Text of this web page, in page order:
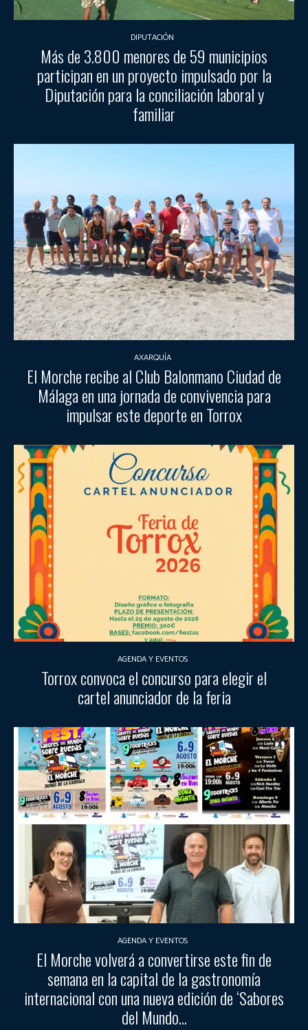
DIPUTACIÓN
Más de 3.800 menores de 59 municipios
participan en un proyecto impulsado por la
Diputación para la conciliación laboral y
familiar
AXARQUÍA
El Morche recibe al Club Balonmano Ciudad de
Málaga en una jornada de convivencia para
impulsar este deporte en Torrox
AGENDA Y EVENTOS
Torrox convoca el concurso para elegir el
cartel anunciador de la feria
AGENDA Y EVENTOS
El Morche volverá a convertirse este fin de
semana en la capital de la gastronomía
internacional con una nueva edición de ‘Sabores
del Mundo...